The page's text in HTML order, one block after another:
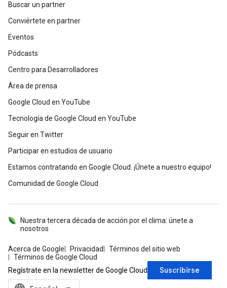
Buscar un partner
Conviértete en partner
Eventos
Pódcasts
Centro para Desarrolladores
Área de prensa
Google Cloud en YouTube
Tecnología de Google Cloud en YouTube
Seguir en Twitter
Participar en estudios de usuario
Estamos contratando en Google Cloud. ¡Únete a nuestro equipo!
Comunidad de Google Cloud
Acerca de Google Privacidad
Términos del sitio web
Términos de Google Cloud
Nuestra tercera década de acción por el clima: únete a
nosotros
Regístrate en la newsletter de Google Cloud Suscribirse